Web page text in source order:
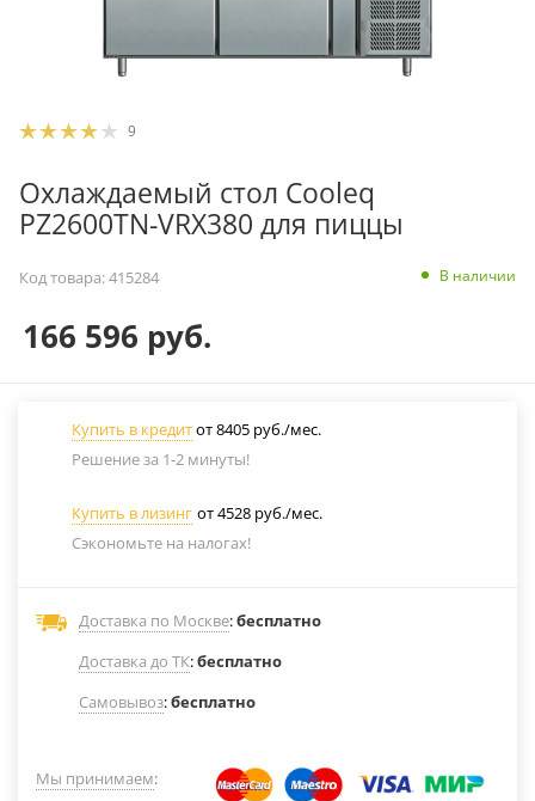
9
Охлаждаемый стол Cooleq
PZ2600TN-VRX380 для пиццы
Код товара:415284 В наличии
166 596 руб.
Купить в кредитот 8405 руб./мес.
Решение за 1-2 минуты!
Купить в лизинг от 4528 руб./мес.
Сэкономьте на налогах!
Доставка по Москве:бесплатно
Доставка до ТК:бесплатно
Самовывоз:бесплатно
Мы принимаем: